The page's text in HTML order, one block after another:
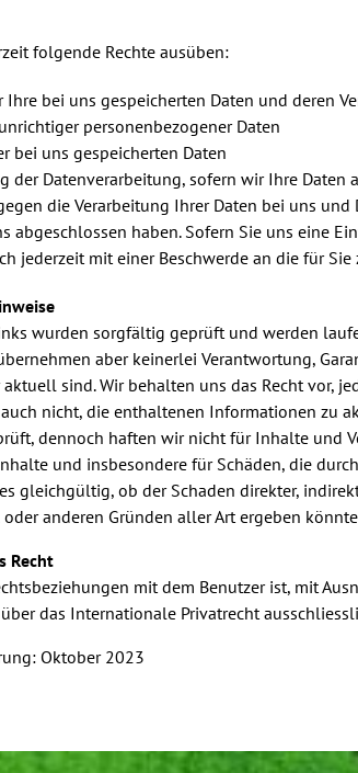
folgende Rechte ausüben:
Ihre bei uns gespeicherten Daten und deren
personenbezogener Daten
bei uns gespeicherten Daten
der Datenverarbeitung, sofern wir Ihre
die Verarbeitung Ihrer Daten bei uns
abgeschlossen haben. Sofern Sie uns eine
jederzeit mit einer Beschwerde an die für
wurden sorgfältig geprüft und werden
aber keinerlei Verantwortung,
sind. Wir behalten uns das Recht vor,
nicht, die enthaltenen Informationen zu
dennoch haften wir nicht für Inhalte und
und insbesondere für Schäden, die
gleichgültig, ob der Schaden direkter,
anderen Gründen aller Art ergeben
Recht
mit dem Benutzer ist, mit
das Internationale Privatrecht
Oktober 2023